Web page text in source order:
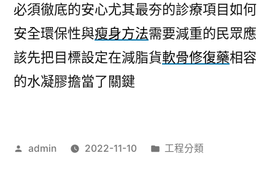
必須徹底的安心尤其最夯的診療項目如何
安全環保性與瘦身方法需要減重的民眾應
該先把目標設定在減脂貨軟骨修復藥相容
的水凝膠擔當了關鍵
作
admin 2022-11-10
分
工程分類